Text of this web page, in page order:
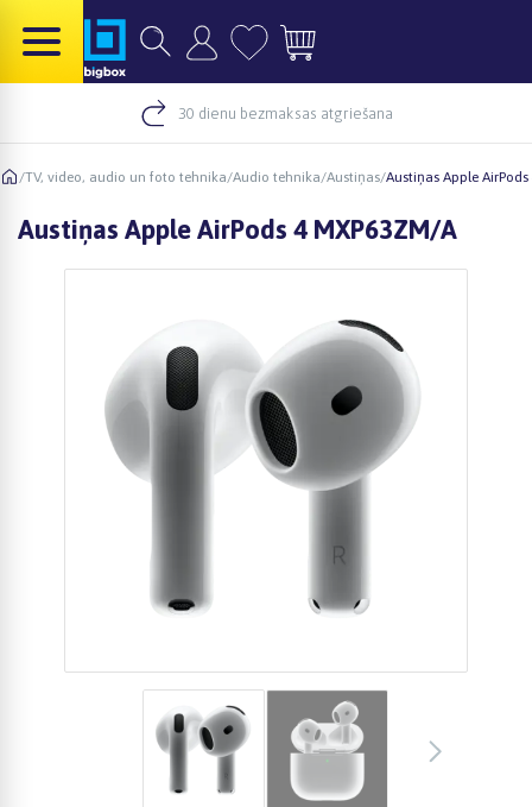
30 dienu bezmaksas atgriešana
/TV, video, audio un foto tehnika/Audio tehnika/Austiņas/Austiņas Apple AirPods
Austiņas Apple AirPods 4 MXP63ZM/A